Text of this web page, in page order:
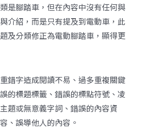
是腳踏車，但在內容中沒有任何與
介紹，而是只有提及到電動車，此
及分類修正為電動腳踏車，顯得更
錯字造成閱讀不易、過多重複關鍵
的標題標籤、錯誤的標點符號、凌
題或無意義字詞、錯誤的內容資
、誤導他人的內容。